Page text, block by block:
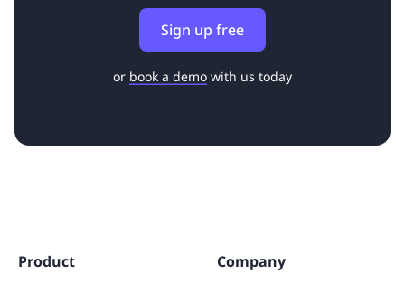
Sign up free
or book a demo with us today
Product Company